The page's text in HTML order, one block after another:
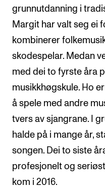
grunnutdanning i
Margit har valt seg ei
kombinerer
skodespelar. Medan
med dei to fyrste åra
musikkhøgskule. Ho
å spele med andre
tvers av sjangrane. I
halde på i mange år,
songen. Dei to siste
profesjonelt og
kom i 2016.